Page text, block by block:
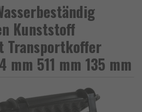
Kunststoff
Transportkoffer
mm 511 mm 135 mm